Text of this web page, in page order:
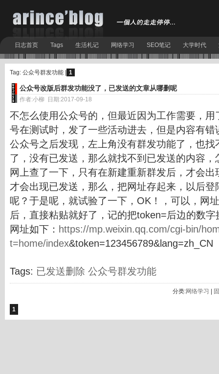
日志首页 Tags 生活札记 网络学习 SEO笔记 大学时代
Tag: 公众号群发功能 | 1
公众号改版后群发功能没了，已发送的文章从哪删呢
作者:小柳 日期:2017-09-18
不怎么使用公众号的，但最近因为工作需要，
号在测试时，发了一些活动进去，但是内容有
公众号之后发现，左上角没有群发功能了，也
了，没有已发送，那么就找不到已发送的内容
网上查了一下，只有在新建重新群发后，才会
才会出现已发送，那么，把网址存起来，以后
呢？于是呢，就试验了一下，OK！，可以，网
后，直接粘贴就好了，记的把token=后边的数
网址如下： https://mp.weixin.qq.com/cgi-bin/
t=home/index&token=123456789&lang=zh_CN
Tags: 已发送删除 公众号群发功能
分类:网络学习
1